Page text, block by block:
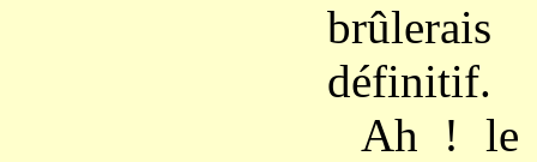
définitif.
Ah !